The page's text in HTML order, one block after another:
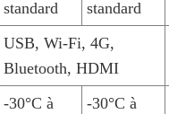
standard
standard
USB, Wi-Fi, 4G,
Bluetooth, HDMI
-30°C à
-30°C à